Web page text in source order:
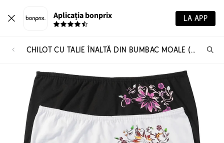
Aplicația bonprix LA APP
CHILOT CU TALIE ÎNALTĂ DIN BUMBAC MOALE (SET/5 BUC.)